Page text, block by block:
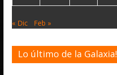
« Dic Feb »
Lo último de la Galaxia!